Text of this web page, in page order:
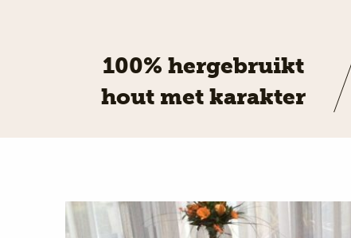
100% hergebruikt
hout met karakter